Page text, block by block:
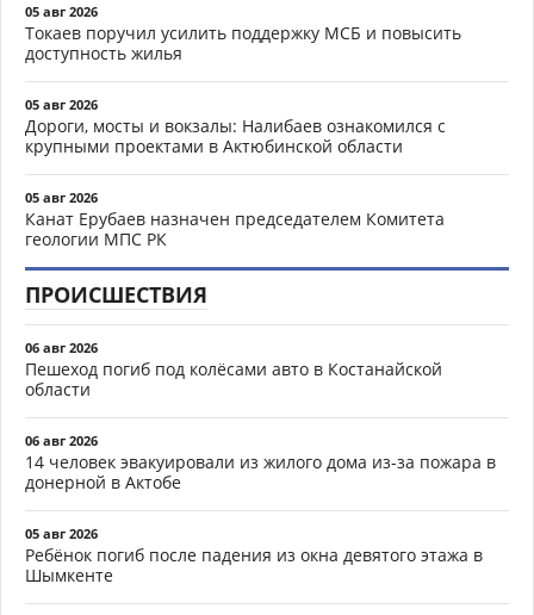
05 авг 2026
Токаев поручил усилить поддержку МСБ и повысить
доступность жилья
05 авг 2026
Дороги, мосты и вокзалы: Налибаев ознакомился с
крупными проектами в Актюбинской области
05 авг 2026
Канат Ерубаев назначен председателем Комитета
геологии МПС РК
ПРОИСШЕСТВИЯ
06 авг 2026
Пешеход погиб под колёсами авто в Костанайской
области
06 авг 2026
14 человек эвакуировали из жилого дома из-за пожара в
донерной в Актобе
05 авг 2026
Ребёнок погиб после падения из окна девятого этажа в
Шымкенте